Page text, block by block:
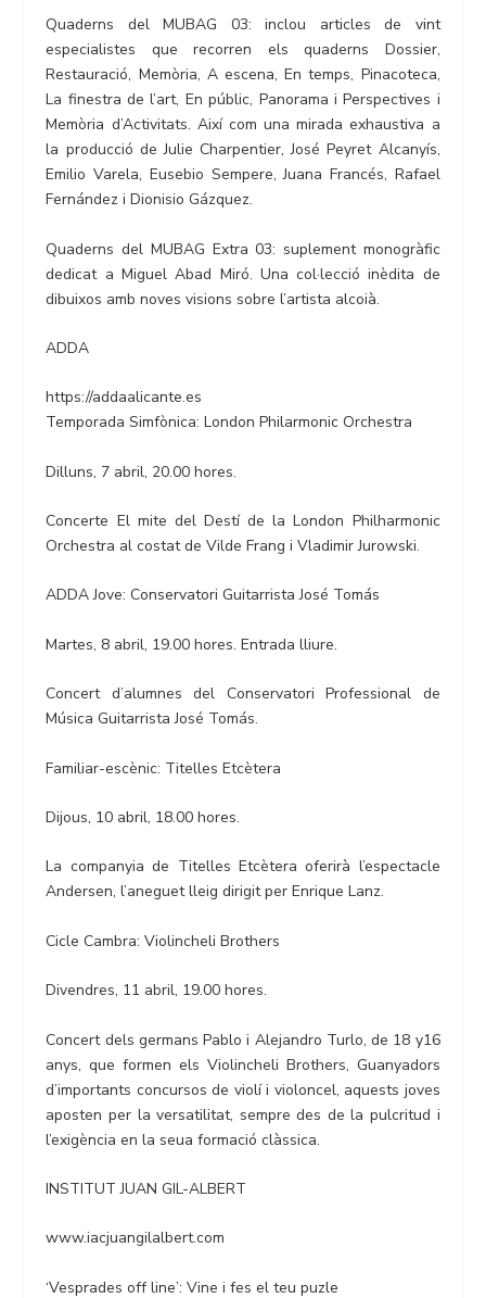
Quaderns del MUBAG 03: inclou articles de vint
especialistes que recorren els quaderns Dossier,
Restauració, Memòria, A escena, En temps, Pinacoteca,
La finestra de l’art, En públic, Panorama i Perspectives i
Memòria d’Activitats. Així com una mirada exhaustiva a
la producció de Julie Charpentier, José Peyret Alcanyís,
Emilio Varela, Eusebio Sempere, Juana Francés, Rafael
Fernández i Dionisio Gázquez.
Quaderns del MUBAG Extra 03: suplement monogràfic
dedicat a Miguel Abad Miró. Una col·lecció inèdita de
dibuixos amb noves visions sobre l’artista alcoià.
ADDA
https://addaalicante.es
Temporada Simfònica: London Philarmonic Orchestra
Dilluns, 7 abril, 20.00 hores.
Concerte El mite del Destí de la London Philharmonic
Orchestra al costat de Vilde Frang i Vladimir Jurowski.
ADDA Jove: Conservatori Guitarrista José Tomás
Martes, 8 abril, 19.00 hores. Entrada lliure.
Concert d’alumnes del Conservatori Professional de
Música Guitarrista José Tomás.
Familiar-escènic: Titelles Etcètera
Dijous, 10 abril, 18.00 hores.
La companyia de Titelles Etcètera oferirà l’espectacle
Andersen, l’aneguet lleig dirigit per Enrique Lanz.
Cicle Cambra: Violincheli Brothers
Divendres, 11 abril, 19.00 hores.
Concert dels germans Pablo i Alejandro Turlo, de 18 y16
anys, que formen els Violincheli Brothers, Guanyadors
d’importants concursos de violí i violoncel, aquests joves
aposten per la versatilitat, sempre des de la pulcritud i
l’exigència en la seua formació clàssica.
INSTITUT JUAN GIL-ALBERT
www.iacjuangilalbert.com
‘Vesprades off line’: Vine i fes el teu puzle